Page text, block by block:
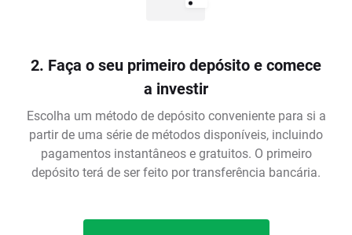
2. Faça o seu primeiro depósito e comece
a investir
Escolha um método de depósito conveniente para si a
partir de uma série de métodos disponíveis, incluindo
pagamentos instantâneos e gratuitos. O primeiro
depósito terá de ser feito por transferência bancária.